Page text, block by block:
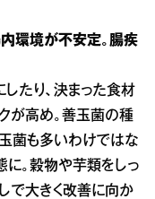
内環境が不安定。腸疾
たり、決まった食材
が高め。善玉菌の種
菌も多いわけではな
。穀物や芋類をしっ
で大きく改善に向か